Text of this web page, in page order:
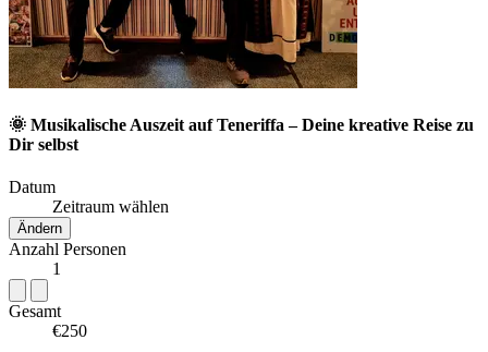
🌞 Musikalische Auszeit auf Teneriffa – Deine kreative Reise zu
Dir selbst
Datum
Zeitraum wählen
Ändern
Anzahl Personen
1
Gesamt
€250